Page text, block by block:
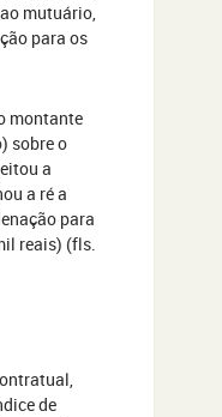
mutuário,
para os
montante
sobre o
a
a ré a
para
reais) (fls.
de